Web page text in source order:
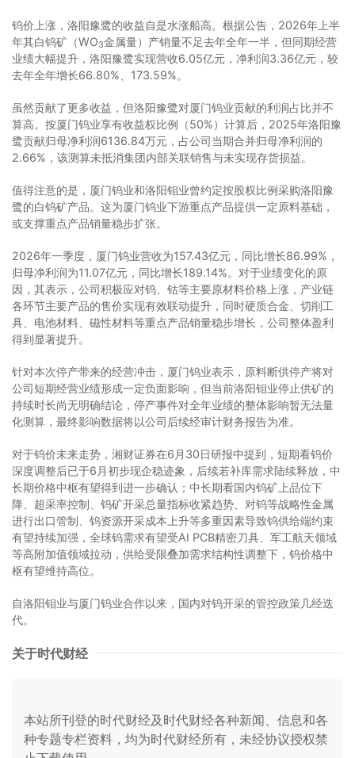
钨价上涨，洛阳豫鹭的收益自是水涨船高。根据公告，2026年上半
年其白钨矿（WO3金属量）产销量不足去年全年一半，但同期经营
业绩大幅提升，洛阳豫鹭实现营收6.05亿元，净利润3.36亿元，较
去年全年增长66.80%、173.59%。
虽然贡献了更多收益，但洛阳豫鹭对厦门钨业贡献的利润占比并不
算高。按厦门钨业享有收益权比例（50%）计算后，2025年洛阳豫
鹭贡献归母净利润6136.84万元，占公司当期合并归母净利润的
2.66%，该测算未抵消集团内部关联销售与未实现存货损益。
值得注意的是，厦门钨业和洛阳钼业曾约定按股权比例采购洛阳豫
鹭的白钨矿产品。这为厦门钨业下游重点产品提供一定原料基础，
或支撑重点产品销量稳步扩张。
2026年一季度，厦门钨业营收为157.43亿元，同比增长86.99%，
归母净利润为11.07亿元，同比增长189.14%。对于业绩变化的原
因，其表示，公司积极应对钨、钴等主要原材料价格上涨，产业链
各环节主要产品的售价实现有效联动提升，同时硬质合金、切削工
具、电池材料、磁性材料等重点产品销量稳步增长，公司整体盈利
得到显著提升。
针对本次停产带来的经营冲击，厦门钨业表示，原料断供停产将对
公司短期经营业绩形成一定负面影响，但当前洛阳钼业停止供矿的
持续时长尚无明确结论，停产事件对全年业绩的整体影响暂无法量
化测算，最终影响数据将以公司后续经审计财务报告为准。
对于钨价未来走势，湘财证券在6月30日研报中提到，短期看钨价
深度调整后已于6月初步现企稳迹象，后续若补库需求陆续释放，中
长期价格中枢有望得到进一步确认；中长期看国内钨矿上品位下
降、超采率控制、钨矿开采总量指标收紧趋势、对钨等战略性金属
进行出口管制、钨资源开采成本上升等多重因素导致钨供给端约束
有望持续加强，全球钨需求有望受AI PCB精密刀具、军工航天领域
等高附加值领域拉动，供给受限叠加需求结构性调整下，钨价格中
枢有望维持高位。
自洛阳钼业与厦门钨业合作以来，国内对钨开采的管控政策几经迭
代。
关于时代财经
本站所刊登的时代财经及时代财经各种新闻、信息和各
种专题专栏资料，均为时代财经所有，未经协议授权禁